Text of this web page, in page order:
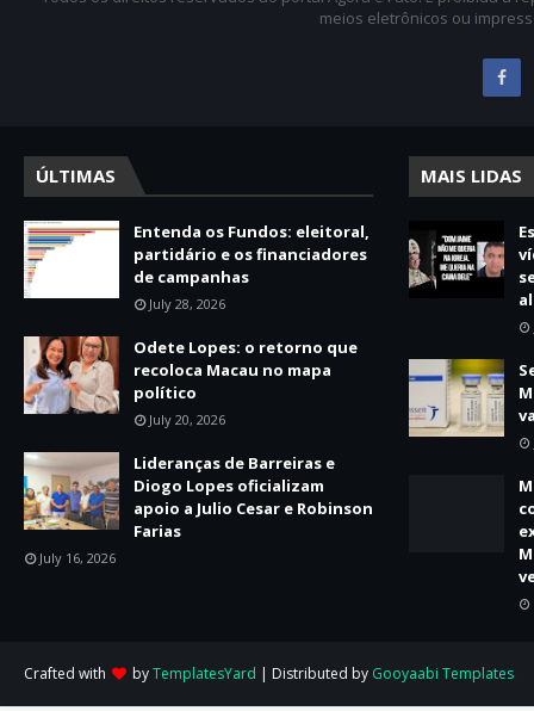
meios eletrônicos ou
ÚLTIMAS
Entenda os Fundos: eleitoral,
partidário e os financiadores
de campanhas
July 28, 2026
Odete Lopes: o retorno que
recoloca Macau no mapa
político
July 20, 2026
Lideranças de Barreiras e
Diogo Lopes oficializam
apoio a Julio Cesar e Robinson
Farias
July 16, 2026
MAIS LIDAS
Crafted with byTemplatesYard | Distributed by Gooyaabi Templates